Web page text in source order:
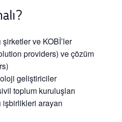
şirketler ve KOBİ’ler
providers) veçözüm
geliştiriciler
toplum kuruluşları
işbirlikleri arayan